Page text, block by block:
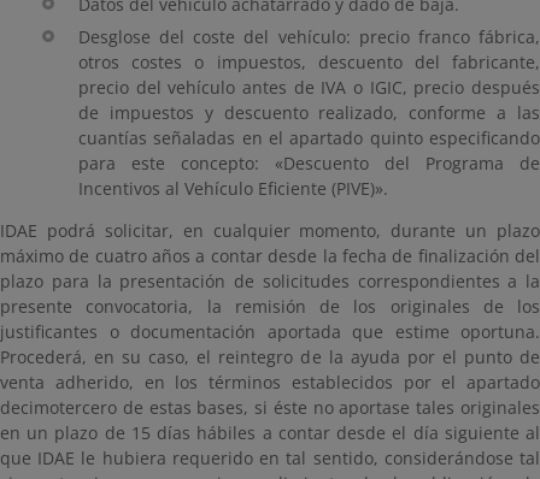
Desglose del coste del vehículo: precio franco fábrica,
otros costes o impuestos, descuento del fabricante,
precio del vehículo antes de IVA o IGIC, precio después
de impuestos y descuento realizado, conforme a las
cuantías señaladas en el apartado quinto especificando
para este concepto: «Descuento del Programa de
Incentivos al Vehículo Eficiente (PIVE)».
IDAE podrá solicitar, en cualquier momento, durante un plazo
máximo de cuatro años a contar desde la fecha de finalización del
plazo para la presentación de solicitudes correspondientes a la
presente convocatoria, la remisión de los originales de los
justificantes o documentación aportada que estime oportuna.
Procederá, en su caso, el reintegro de la ayuda por el punto de
venta adherido, en los términos establecidos por el apartado
decimotercero de estas bases, si éste no aportase tales originales
en un plazo de 15 días hábiles a contar desde el día siguiente al
que IDAE le hubiera requerido en tal sentido, considerándose tal